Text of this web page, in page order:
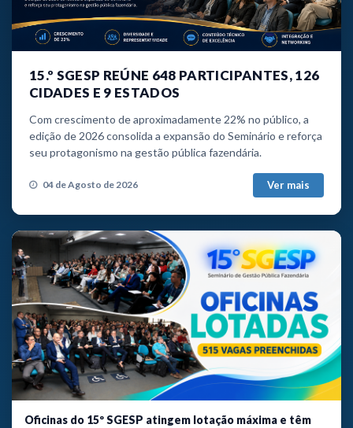
15.º SGESP REÚNE 648 PARTICIPANTES, 126
CIDADES E 9 ESTADOS
Com crescimento de aproximadamente 22% no público, a
edição de 2026 consolida a expansão do Seminário e reforça
seu protagonismo na gestão pública fazendária.
04 de Agosto de 2026 Ver mais
Oficinas do 15º SGESP atingem lotação máxima e têm